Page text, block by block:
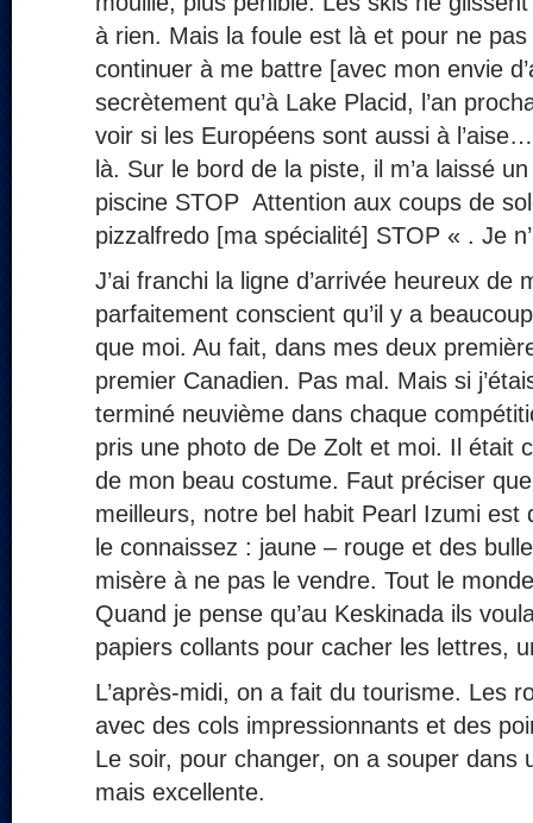
à rien. Mais la foule est là et pour ne
continuer à me battre [avec mon envie
secrètement qu’à Lake Placid, l’an
voir si les Européens sont aussi à
là. Sur le bord de la piste, il m’a laissé
piscine STOP Attention aux coups de
pizzalfredo [ma spécialité] STOP « . Je
J’ai franchi la ligne d’arrivée heureux de
parfaitement conscient qu’il y a
que moi. Au fait, dans mes deux
premier Canadien. Pas mal. Mais si
terminé neuvième dans chaque
pris une photo de De Zolt et moi. Il était
de mon beau costume. Faut préciser
meilleurs, notre bel habit Pearl Izumi est
le connaissez : jaune – rouge et des
misère à ne pas le vendre. Tout le
Quand je pense qu’au Keskinada ils
papiers collants pour cacher les lettres,
L’après-midi, on a fait du tourisme. Les
avec des cols impressionnants et des
Le soir, pour changer, on a souper dans
mais excellente.